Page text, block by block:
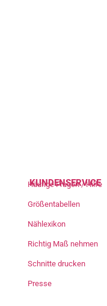
KUNDENSERVICE
Häufige Fragen / Hilfe
Größentabellen
Nählexikon
Richtig Maß nehmen
Schnitte drucken
Presse